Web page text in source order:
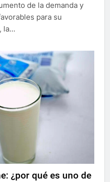
de la demanda y
para su
la…
¿por qué es uno de